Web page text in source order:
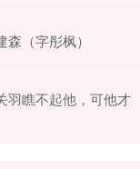
（字彤枫）
羽瞧不起他，可他才